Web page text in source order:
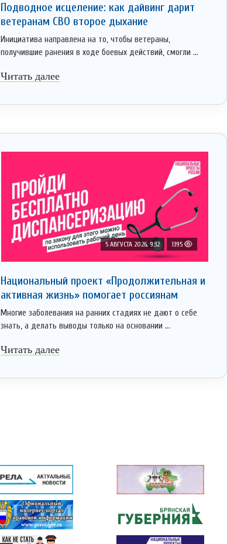
Подводное исцеление: как дайвинг дарит
ветеранам СВО второе дыхание
Инициатива направлена на то, чтобы ветераны,
получившие ранения в ходе боевых действий, смогли ...
Читать далее
5 АВГУСТА 2026, 9:32 1395
Национальный проект «Продолжительная и
активная жизнь» помогает россиянам
Многие заболевания на ранних стадиях не дают о себе
знать, а делать выводы только на основании ...
Читать далее